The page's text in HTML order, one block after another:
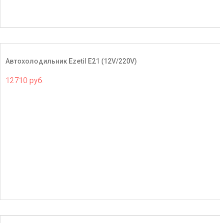
Автохолодильник Ezetil E21 (12V/220V)
12710 руб.